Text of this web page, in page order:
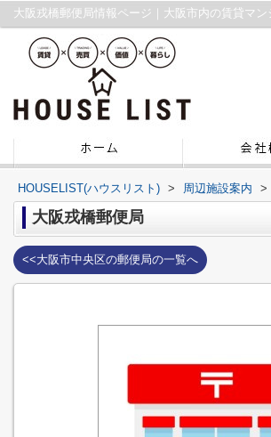
大阪戎橋郵便局情報ページ｜大阪市内の賃貸マン
HOUSELIST(ハウスリスト) > 周辺施設案内 >
大阪戎橋郵便局
<<大阪市中央区の郵便局の一覧へ